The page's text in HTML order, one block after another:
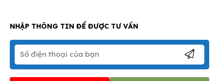
NHẬP THÔNG TIN ĐỂ ĐƯỢC TƯ VẤN